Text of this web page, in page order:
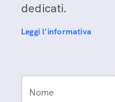
dedicati.
Leggi l'informativa
Nome